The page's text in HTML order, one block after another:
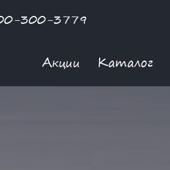
300-3779
Акции Каталог